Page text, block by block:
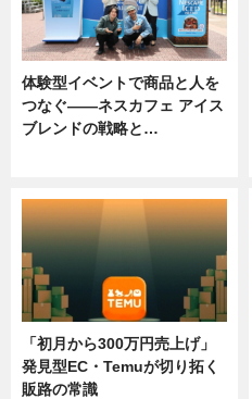
体験型イベントで商品と人を
つなぐ――ネスカフェ アイス
ブレンドの戦略と…
「初月から300万円売上げ」
発見型EC・Temuが切り拓く
販路の常識